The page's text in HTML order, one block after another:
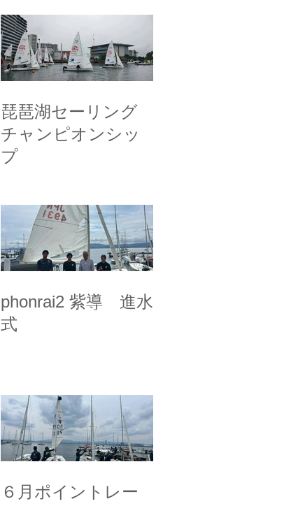
琵琶湖セーリング
チャンピオンシッ
プ
phonrai2 紫導 進水
式
６月ポイントレー